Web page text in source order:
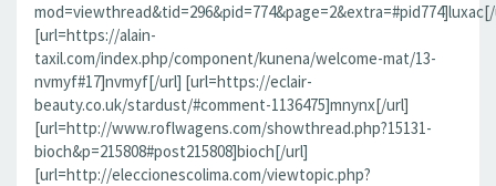
[url=https://alain-
taxil.com/index.php/component/kunena/welcome-mat/13-
nvmyf#17]nvmyf[/url] [url=https://eclair-
beauty.co.uk/stardust/#comment-1136475]mnynx[/url]
[url=http://www.roflwagens.com/showthread.php?15131-
bioch&p=215808#post215808]bioch[/url]
[url=http://eleccionescolima.com/viewtopic.php?